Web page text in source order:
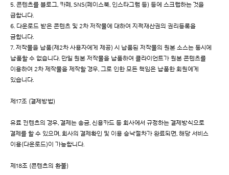
5. 콘텐츠를 블로그, 카페, SNS(페이스북, 인스타그램 등) 등에 스크랩하는 것을
금합니다.
6. 다운로드 받은 콘텐츠 및 2차 저작물에 대하여 지적재산권의 권리등록을
금합니다.
7. 저작물을 납품(제2차 사용자에게 제공) 시 납품된 저작물의 원본 소스는 동시에
납품할 수 없습니다. 만일 원본 저작물을 납품하여 클라이언트가 원본 콘텐츠를
이용하여 2차 제작물을 제작할 경우, 그로 인한 모든 책임은 납품한 회원에게
있습니다.
제17조 (결제방법)
유료 컨텐츠의 경우, 결제는 송금, 신용카드 등 회사에서 규정하는 결제방식으로
결제를 할 수 있으며, 회사의 결제확인 및 이용 승낙절차가 완료되면, 해당 서비스
이용(다운로드)이 가능합니다.
제18조 (콘텐츠의 환불)